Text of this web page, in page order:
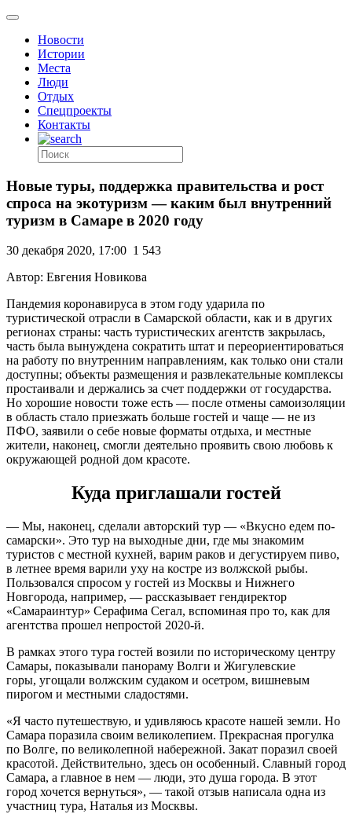
Новости
Истории
Места
Люди
Отдых
Спецпроекты
Контакты
Новые туры, поддержка правительства и рост
спроса на экотуризм — каким был внутренний
туризм в Самаре в 2020 году
30 декабря 2020, 17:00 1 543
Автор: Евгения Новикова
Пандемия коронавируса в этом году ударила по
туристической отрасли в Самарской области, как и в других
регионах страны: часть туристических агентств закрылась,
часть была вынуждена сократить штат и переориентироваться
на работу по внутренним направлениям, как только они стали
доступны; объекты размещения и развлекательные комплексы
простаивали и держались за счет поддержки от государства.
Но хорошие новости тоже есть — после отмены самоизоляции
в область стало приезжать больше гостей и чаще — не из
ПФО, заявили о себе новые форматы отдыха, и местные
жители, наконец, смогли деятельно проявить свою любовь к
окружающей родной дом красоте.
Куда приглашали гостей
— Мы, наконец, сделали авторский тур — «Вкусно едем по-
самарски». Это тур на выходные дни, где мы знакомим
туристов с местной кухней, варим раков и дегустируем пиво,
в летнее время варили уху на костре из волжской рыбы.
Пользовался спросом у гостей из Москвы и Нижнего
Новгорода, например, — рассказывает гендиректор
«Самараинтур» Серафима Сегал, вспоминая про то, как для
агентства прошел непростой 2020-й.
В рамках этого тура гостей возили по историческому центру
Самары, показывали панораму Волги и Жигулевские
горы, угощали волжским судаком и осетром, вишневым
пирогом и местными сладостями.
«Я часто путешествую, и удивляюсь красоте нашей земли. Но
Самара поразила своим великолепием. Прекрасная прогулка
по Волге, по великолепной набережной. Закат поразил своей
красотой. Действительно, здесь он особенный. Славный город
Самара, а главное в нем — люди, это душа города. В этот
город хочется вернуться», — такой отзыв написала одна из
участниц тура, Наталья из Москвы.